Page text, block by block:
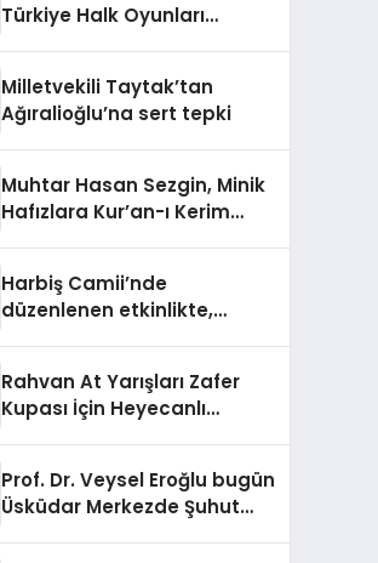
Türkiye Halk Oyunları
Milletvekili Taytak’tan
Ağıralioğlu’na sert tepki
Muhtar Hasan Sezgin, Minik
Hafızlara Kur’an-ı Kerim
Harbiş Camii’nde
düzenlenen etkinlikte,
Rahvan At Yarışları Zafer
Kupası İçin Heyecanlı
Prof. Dr. Veysel Eroğlu bugün
Üsküdar Merkezde Şuhut